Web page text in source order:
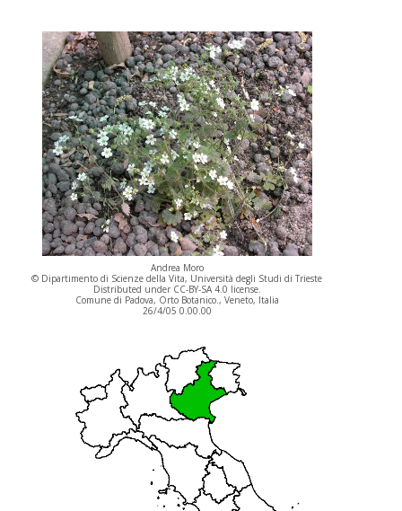
Andrea Moro
© Dipartimento di Scienze della Vita, Università degli Studi di Trieste
Distributed under CC-BY-SA 4.0 license.
Comune di Padova, Orto Botanico., Veneto, Italia
26/4/05 0.00.00